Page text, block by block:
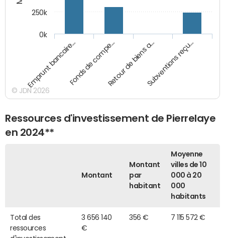
Emprunt bancaire…Fonds de compe…Retour de biens a…Subventions reçu…
0k
250k
© JDN 2026
Ressources d'investissement de Pierrelaye
en 2024**
Montant
Montant
par
habitant
Moyenne
villes de 10
000 à 20
000
habitants
Total des
ressources
3 656 140
€
356 € 7 115 572 €